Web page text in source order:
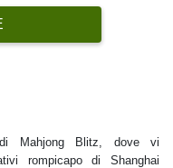
di Mahjong Blitz, dove vi
rompicapo di Shanghai